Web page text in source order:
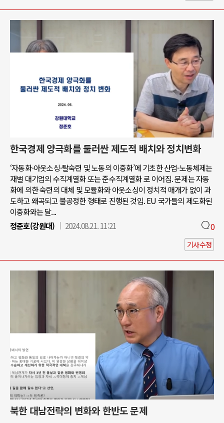
한국경제 양극화를 둘러싼 제도적 배치와 정치변화
‘자동화-아웃소싱-탈숙련 및 노동의 이중화’에 기초한 산업-노동체제는
재벌 대기업의 수직계열화 또는 준수직계열화 로 이어짐. 문제는 자동
화에 의한 숙련의 대체 및 모듈화와 아웃소싱이 정치적 매개가 없이 과
도하고 왜곡되고 불공정한 형태로 진행된 것임. EU 국가들의 제도화된
이중화와는 달...
정준호(강원대)
2024.08.21. 11:21 0
기사수정
북한 대남전략의 변화와 한반도 문제